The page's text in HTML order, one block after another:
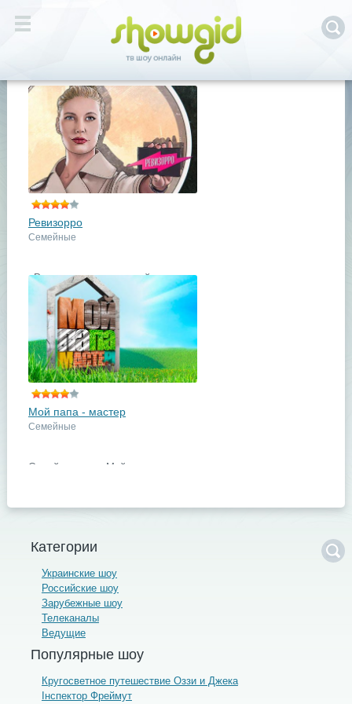
Ревизорро
Семейные
«Ревизорро» - это российская
адаптация украинского шоу
«Ревизор». Ведущая Лена
Летучая и её команда покажет и
расскажет, что на самом деле ...
подробнее
Поделись с друзьями
Мой папа - мастер
Семейные
Семейное шоу «Мой папа -
свою семью. Восемь силачей и
Категории
Украинские шоу
Российские шоу
Зарубежные шоу
Телеканалы
Ведущие
Популярные шоу
Кругосветное путешествие Оззи и Джека
Інспектор Фреймут